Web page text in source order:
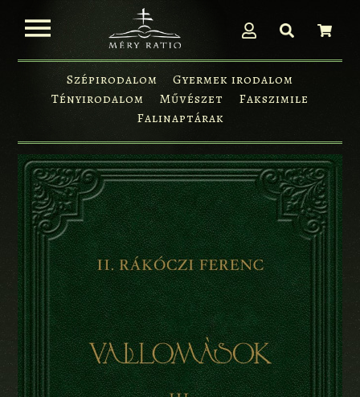
Szépirodalom
Gyermek irodalom
Tényirodalom
Művészet
Fakszimile
Falinaptárak